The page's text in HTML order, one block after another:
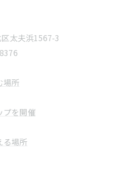
太夫浜1567-3
場所
プを開催
る場所